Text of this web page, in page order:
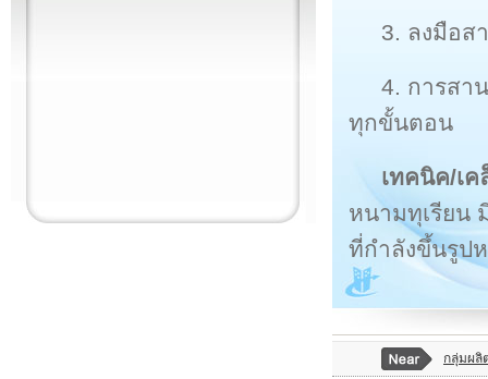
3. ลงมือ
4. การสา
ทุกขั้นตอน
เทคนิค/เ
หนามทุเรียน
ที่กำลังขึ้นรูป
กลุ่มผ